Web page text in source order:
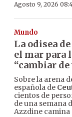
Agosto 9, 2026
Mundo
La odisea
el mar para
“cambiar de
Sobre la arena
española de
cientos de
de una semana
Azzdine camina